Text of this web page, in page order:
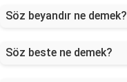
Söz beyandır ne demek?
Söz beste ne demek?